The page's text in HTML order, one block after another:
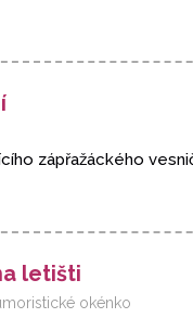
zápřažáckého
letišti
okénko